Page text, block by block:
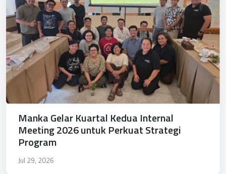
Manka Gelar Kuartal Kedua Internal
Meeting 2026 untuk Perkuat Strategi
Program
Jul 29, 2026